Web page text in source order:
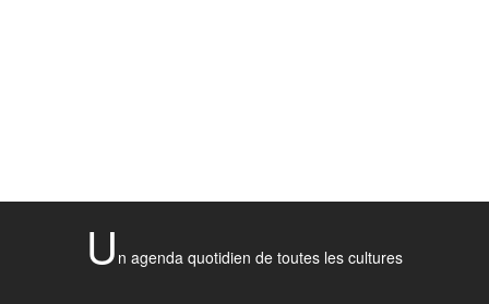
U n agenda quotidien de toutes les cultures